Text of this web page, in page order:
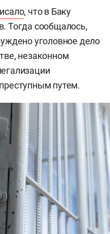
, что в Баку
Тогда сообщалось,
уголовное дело
незаконном
путем.